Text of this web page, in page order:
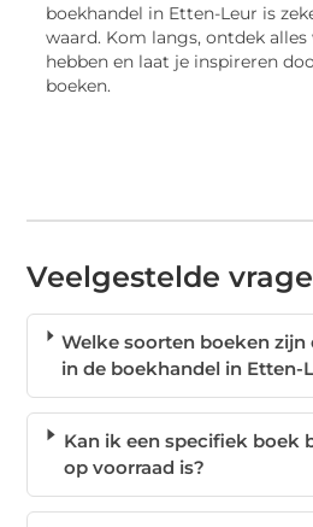
boekhandel in Etten-Leur is
waard. Kom langs, ontdek
hebben en laat je inspireren
boeken.
Veelgestelde
Welke soorten boeken zijn
in de boekhandel in Etten-
Kan ik een specifiek boek
op voorraad is?